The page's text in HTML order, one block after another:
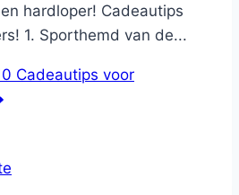
hardloper! Cadeautips
1. Sporthemd van de...
Cadeautips voor